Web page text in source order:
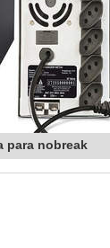
para nobreak